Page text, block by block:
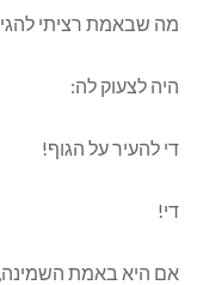
מה שבאמת רציתי
היה לצעוק לה:
די להעיר על הגוף!
די!
אם היא באמת השמינה,